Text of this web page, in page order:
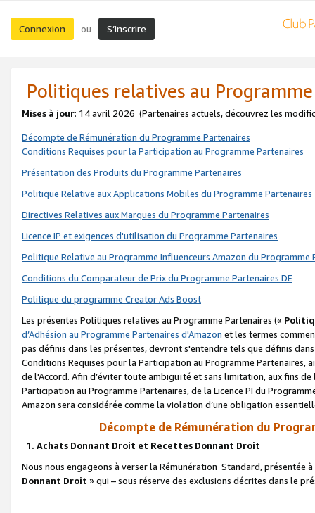
Connexion ou S’inscrire
Politiques relatives au
Mises à jour: 14 avril 2026 (Partenaires actuels, découvrez les
Décompte de Rémunération du Programme Partenaires
Conditions Requises pour la Participation au Programme Partenaires
Présentation des Produits du Programme Partenaires
Politique Relative aux Applications Mobiles du Programme Partenaires
Directives Relatives aux Marques du Programme Partenaires
Licence IP et exigences d'utilisation du Programme Partenaires
Politique Relative au Programme Influenceurs Amazon du Programme
Conditions du Comparateur de Prix du Programme Partenaires DE
Politique du programme Creator Ads Boost
Les présentes Politiques relatives au Programme Partenaires («
d’Adhésion au Programme Partenaires d'Amazon et les termes
pas définis dans les présentes, devront s'entendre tels que définis
Conditions Requises pour la Participation au Programme Partenaires,
de l'Accord. Afin d’éviter toute ambiguïté et sans limitation, aux fins
Participation au Programme Partenaires, de la Licence PI du
Amazon sera considérée comme la violation d’une obligation
Décompte de Rémunération du
1. Achats Donnant Droit et Recettes Donnant Droit
Nous nous engageons à verser la Rémunération Standard, présentée
Donnant Droit » qui – sous réserve des exclusions décrites dans le